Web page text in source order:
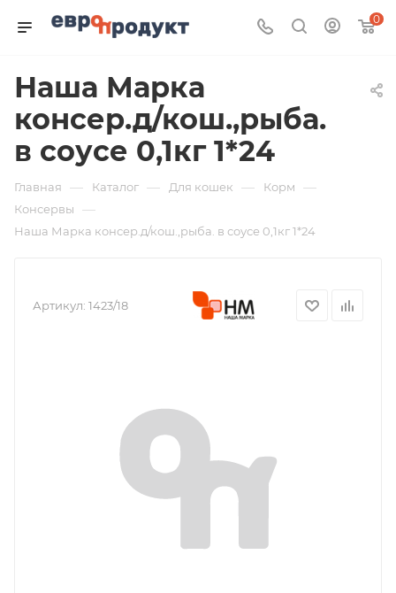
0
Наша Марка
консер.д/кош.,рыба.
в соусе 0,1кг 1*24
Главная — Каталог — Для кошек — Корм —
Консервы —
Наша Марка консер.д/кош.,рыба. в соусе 0,1кг 1*24
Артикул: 1423/18